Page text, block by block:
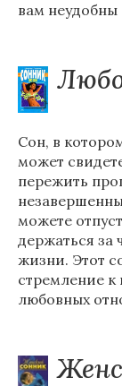
вам
Сон, в
может
пережить
можете
держаться за
жизни. Этот
стремление к
любовных